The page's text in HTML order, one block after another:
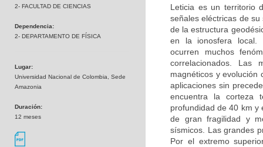
2- FACULTAD DE CIENCIAS
Dependencia:
2- DEPARTAMENTO DE FÍSICA
Lugar:
Universidad Nacional de Colombia, Sede
Amazonia
Duración:
12 meses
Leticia es un territorio
señales eléctricas de
de la estructura
en la ionosfera local.
ocurren muchos
correlacionados. Las
magnéticos y evolución
aplicaciones sin
encuentra la corteza
profundidad de 40 km y
de gran fragilidad y
sísmicos. Las grandes
Por el extremo